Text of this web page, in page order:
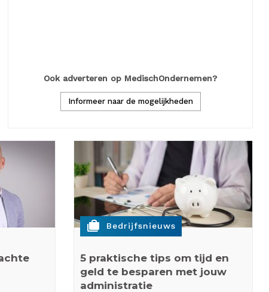
Ook adverteren op MedischOndernemen?
Informeer naar de mogelijkheden
cases Bedrijfsnieuws
5 praktische tips om tijd en
geld te besparen met jouw
administratie